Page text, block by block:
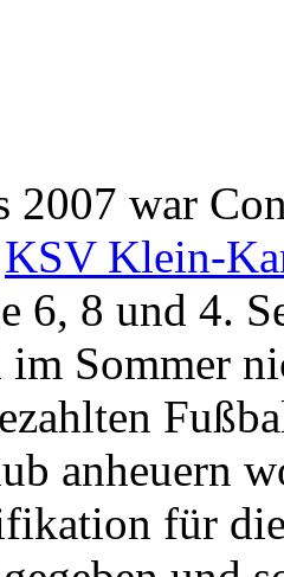
2007 war
KSV Klein-
6, 8 und 4.
im Sommer
anheuern
für